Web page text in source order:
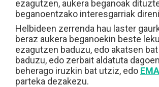
ezagutzen, aukera beganoak
beganoentzako interesgarriak
Helbideen zerrenda hau laster
beraz aukera beganoekin beste
ezagutzen baduzu, edo akatsen
baduzu, edo zerbait aldatuta
beherago iruzkin bat utziz, edo
parteka dezakezu.